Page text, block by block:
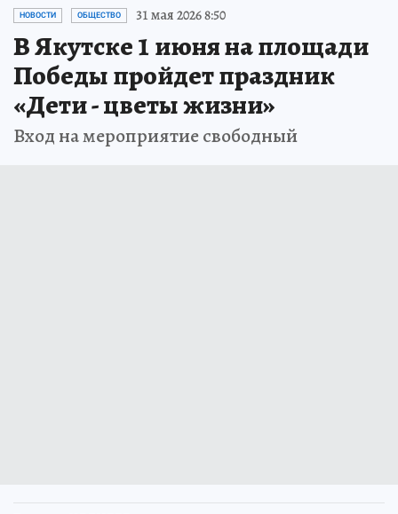
НОВОСТИ ОБЩЕСТВО 31 мая 2026 8:50
В Якутске 1 июня на площади
Победы пройдет праздник
«Дети - цветы жизни»
Вход на мероприятие свободный